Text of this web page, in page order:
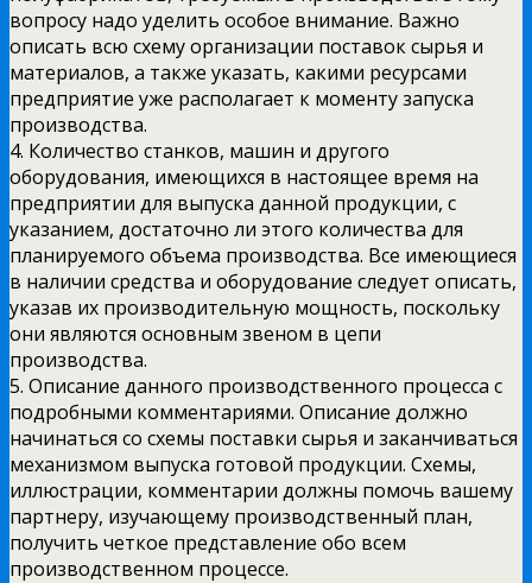
вопросу надо уделить особое внимание. Важно
описать всю схему организации поставок сырья и
материалов, а также указать, какими ресурсами
предприятие уже располагает к моменту запуска
производства.
4. Количество станков, машин и другого
оборудования, имеющихся в настоящее время на
предприятии для выпуска данной продукции, с
указанием, достаточно ли этого количества для
планируемого объема производства. Все имеющиеся
в наличии средства и оборудование следует описать,
указав их производительную мощность, поскольку
они являются основным звеном в цепи
производства.
5. Описание данного производственного процесса с
подробными комментариями. Описание должно
начинаться со схемы поставки сырья и заканчиваться
механизмом выпуска готовой продукции. Схемы,
иллюстрации, комментарии должны помочь вашему
партнеру, изучающему производственный план,
получить четкое представление обо всем
производственном процессе.